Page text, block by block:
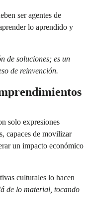
ser agentes de
lo aprendido y
de soluciones; es un
de reinvención.
solo expresiones
capaces de movilizar
un impacto económico
culturales lo hacen
de lo material, tocando